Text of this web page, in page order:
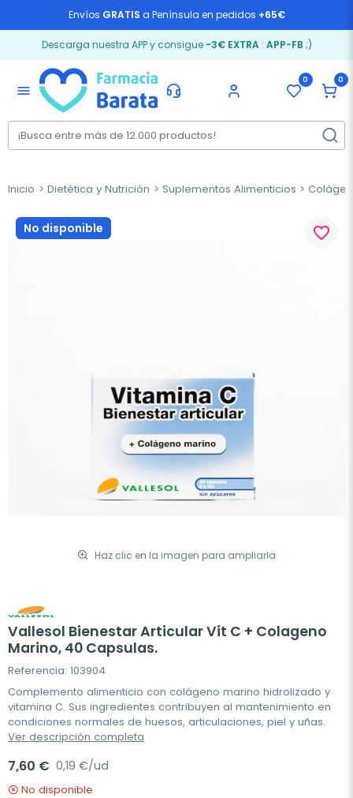
Envíos GRATIS a Península en pedidos +65€
Descarga nuestra APP y consigue -3€ EXTRA: APP-FB ;)
menu
0 0
Inicio Dietética y Nutrición Suplementos Alimenticios
No disponible
Haz clic en la imagen para ampliarla
favorite_border
Vallesol Bienestar Articular Vit C + Colageno
Marino, 40 Capsulas.
Referencia: 103904
Complemento alimenticio con colágeno marino hidrolizado y
vitamina C. Sus ingredientes contribuyen al mantenimiento en
condiciones normales de huesos, articulaciones, piel y uñas.
Ver descripción completa
7,60 € 0,19 €/ud
No disponible